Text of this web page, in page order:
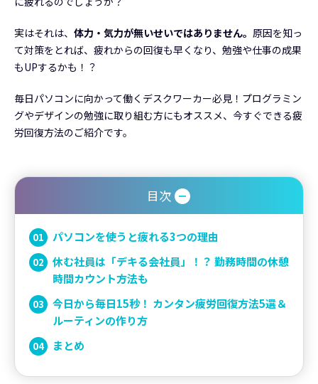
実はそれは、 体力・気力が無いせいではありません。 原因を知っ
て対策をとれば、疲れからの回復も早くなり、勉強や仕事の成果
もUPするかも！？
毎日パソコンに向かって働くデスクワーカー必見！プログラミン
グやデザインの勉強に取り組む方にもオススメ、今すぐできる疲
労回復方法のご紹介です。
目次
パソコンを使うと疲れる3つの理由
休む社員は「デキる会社員」！？ 勤務時間の休憩
時間カウント方法も
今日から毎日15秒！ カンタン疲労回復方法5選＆
ルーティンの作り方
まとめ